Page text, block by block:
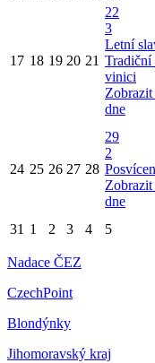
17 18 19 20 21
22
3
Letní
Tradiční
vinici
Zobrazit
dne
24 25 26 27 28
29
2
Zobrazit
dne
31 1 2 3 4 5
Nadace ČEZ
CzechPoint
Blondýnky
Jihomoravský kraj